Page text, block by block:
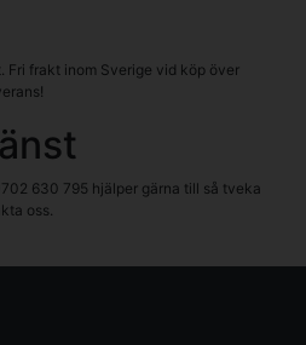
Fri frakt inom Sverige vid köp över
630 795 hjälper gärna till så tveka
oss.